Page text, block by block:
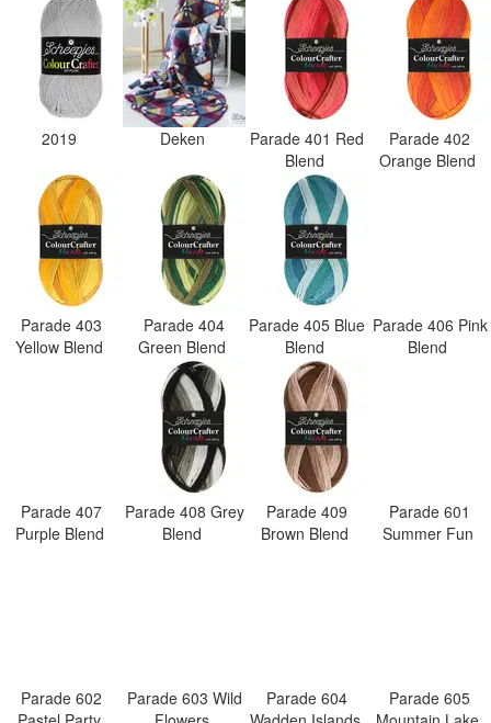
2019 Deken
Parade 401 Red
Blend
Parade 402
Orange Blend
Parade 403
Yellow Blend
Parade 404
Green Blend
Parade 405 Blue
Blend
Parade 406 Pink
Blend
Parade 407
Purple Blend
Parade 408 Grey
Blend
Parade 409
Brown Blend
Parade 601
Summer Fun
Parade 602
Parade 603 Wild
Parade 604
Parade 605